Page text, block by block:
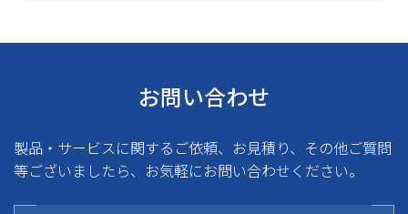
お問い合わせ
製品・サービスに関するご依頼、お見積り、その他ご質問
等ございましたら、お気軽にお問い合わせください。